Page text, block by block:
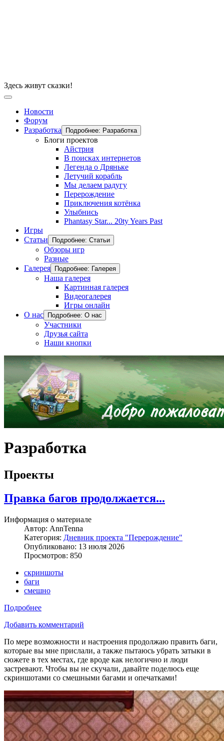
Здесь живут сказки!
Новости
Форум
Разработка
Подробнее: Разработка
Блоги проектов
Айстрия
В поисках интернетов
Легенда о Дряньке
Летучий корабль
Мы делаем радугу
Перерождение
Приключения котёнка
Улыбнись
Phantasy Star... 20ty Years Past
Игры
Статьи
Подробнее: Статьи
Обзоры игр
Разные
Галерея
Подробнее: Галерея
Наша галерея
Картинная галерея
Видеогалерея
Игры онлайн
О нас
Подробнее: О нас
Участники
Друзья сайта
Наши кнопки
Разработка
Проекты
Правка багов продолжается...
Информация о материале
Автор: AnnTenna
Категория: Дневник проекта "Перерождение"
Опубликовано: 13 июля 2026
Просмотров: 850
скриншоты
баги
смешно
Подробнее
Добавить комментарий
По мере возможности и настроения продолжаю править баги,
которые вы мне прислали, а также пытаюсь убрать затыки в
сюжете в тех местах, где вроде как нелогично и люди
застревают. Чтобы вы не скучали, давайте поделюсь еще
скриншотами со смешными багами и опечатками!